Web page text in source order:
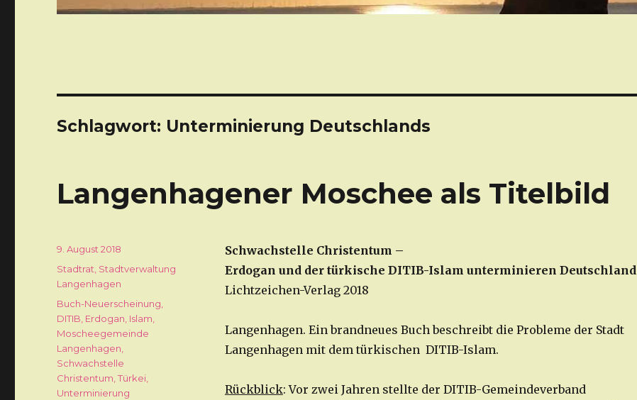
Schlagwort: Unterminierung Deutschlands
Langenhagener Moschee als Titelbild
Schwachstelle Christentum –
Erdogan und der türkische DITIB-Islam unterminieren Deutschland
Lichtzeichen-Verlag 2018
Langenhagen. Ein brandneues Buch beschreibt die Probleme der Stadt
Langenhagen mit dem türkischen DITIB-Islam.
Rückblick: Vor zwei Jahren stellte der DITIB-Gemeindeverband
Veröffentlicht
am
9. August 2018
Kategorien
Stadtrat Stadtverwaltung
Langenhagen
Schlagwörter
Buch-Neuerscheinung
DITIB Erdogan Islam
Moscheegemeinde
Langenhagen
Schwachstelle
Christentum ,Türkei
Unterminierung